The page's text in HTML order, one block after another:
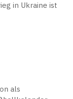
in Ukraine ist
als